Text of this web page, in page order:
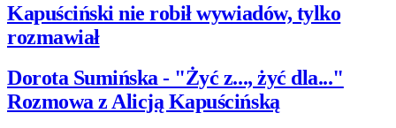
Kapuściński nie robił wywiadów, tylko
rozmawiał
Dorota Sumińska - "Żyć z..., żyć dla..."
Rozmowa z Alicją Kapuścińską